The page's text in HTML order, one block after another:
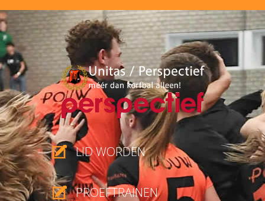
LID WORDEN
PROEFTRAINEN